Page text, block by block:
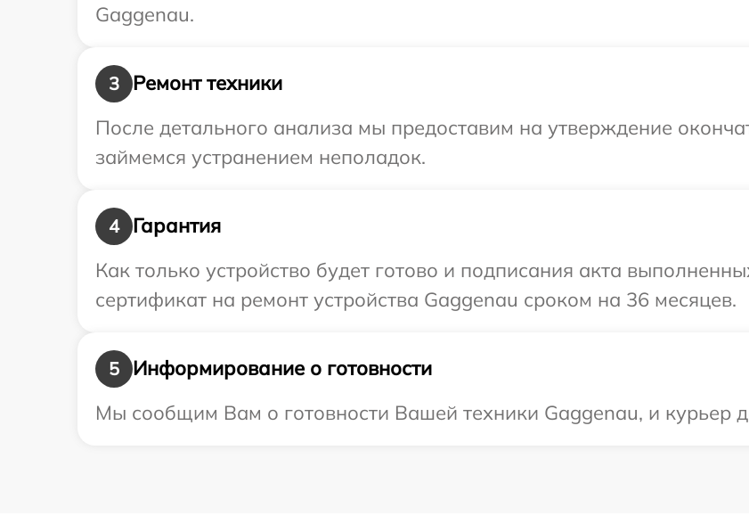
Gaggenau.
3
Ремонт техники
После детального анализа мы предоставим на утверждение
займемся устранением неполадок.
4
Гарантия
Как только устройство будет готово и подписания акта
сертификат на ремонт устройства Gaggenau сроком на 36 месяцев.
5
Информирование о готовности
Мы сообщим Вам о готовности Вашей техники Gaggenau, и курьер